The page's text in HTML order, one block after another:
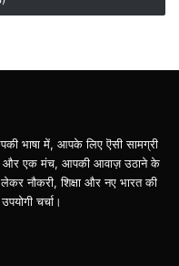
भाषा में, आपके लिए ऎसी सामग्री
और एक मंच, आपकी आवाज़ उठाने के
नौकरी, शिक्षा और नए भारत की
चर्चा।